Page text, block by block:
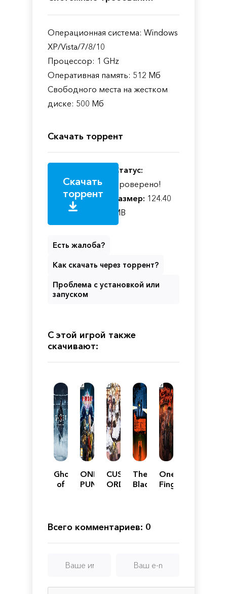
Операционная система: Windows
XP/Vista/7/8/10
Процессор: 1 GHz
Оперативная память: 512 Мб
Свободного места на жестком
диске: 500 Мб
Скачать торрент
Скачать
торрент
Статус:
Проверено!
Размер: 124.40
MB
Есть жалоба?
Как скачать через торрент?
Проблема с установкой или
запуском
С этой игрой также
скачивают:
Ghost
of
ONE
PUNCH
NOBODY
CUSTOM
ORDER
a
Night
Magic
The
Blackout
One
Finger
Всего комментариев: 0